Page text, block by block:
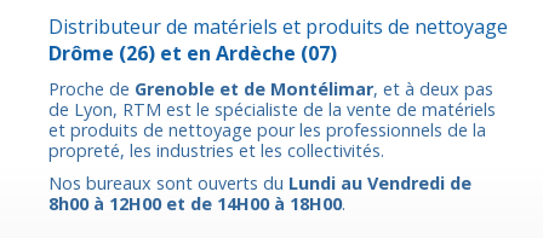
Distributeur de matériels et produits de nettoyage
Drôme (26) et en Ardèche (07)
Proche de Grenoble et de Montélimar, et à deux pas
de Lyon, RTM est le spécialiste de la vente de matériels
et produits de nettoyage pour les professionnels de la
propreté, les industries et les collectivités.
Nos bureaux sont ouverts du Lundi au Vendredi de
8h00 à 12H00 et de 14H00 à 18H00.